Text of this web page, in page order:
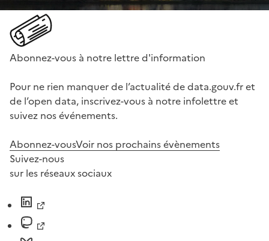
Abonnez-vous à notre lettre d'information
Pour ne rien manquer de l’actualité de data.gouv.fr et
de l’open data, inscrivez-vous à notre infolettre et
suivez nos événements.
Abonnez-vousVoir nos prochains évènements
Suivez-nous
sur les réseaux sociaux